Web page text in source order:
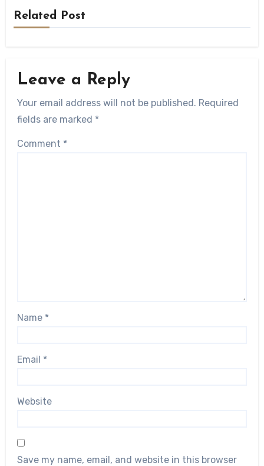
Related Post
Leave a Reply
Your email address will not be published. Required
fields are marked *
Comment *
Name *
Email *
Website
Save my name, email, and website in this browser